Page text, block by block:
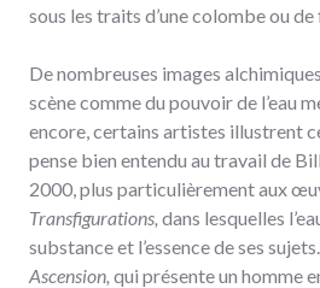
sous les traits d’une colombe ou de
De nombreuses images
scène comme du pouvoir de l’eau
encore, certains artistes illustrent
pense bien entendu au travail de
2000, plus particulièrement aux
Transfigurations, dans lesquelles
substance et l’essence de ses
Ascension, qui présente un homme